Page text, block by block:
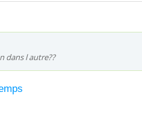
dans l autre??